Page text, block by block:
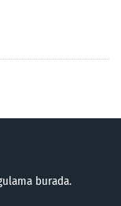
burada.